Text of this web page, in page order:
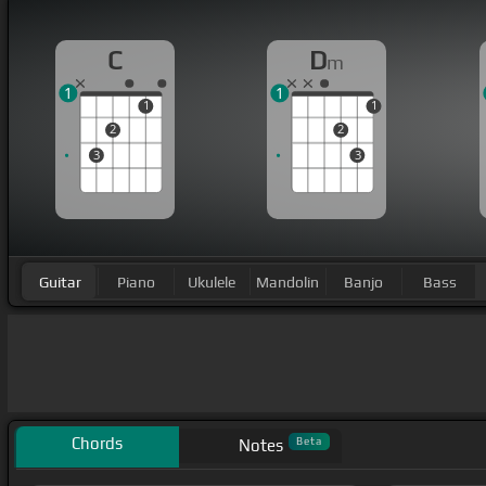
C
3
2
1
1
Dm
2
3
1
1
Guitar Piano Ukulele Mandolin Banjo Bass
Chords Notes Beta